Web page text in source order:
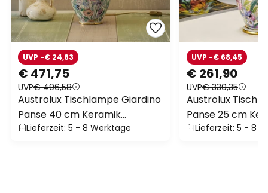
€ 471,75
UVP€ 496,58
UVP -€ 24,83
Austrolux Tischlampe Giardino
Panse 40 cm Keramik
vergoldet
Lieferzeit: 5 - 8 Werktage
€ 261,90
UVP€ 330,35
UVP -€ 68,45
Austrolux
Panse 25 cm
vergoldet
Lieferzeit: 5 - 8